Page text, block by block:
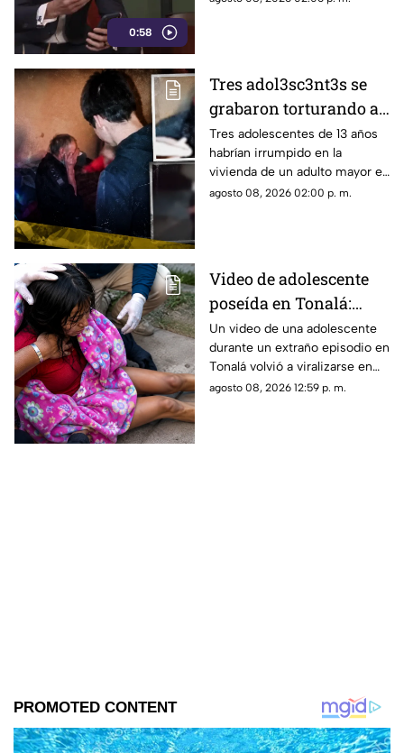
0:58
medios
Tres adol3sc3nt3s se
grabaron torturando a
un adulto mayor en su
propia casa en Rusia
Tres adolescentes de 13 años
habrían irrumpido en la
vivienda de un adulto mayor en
Moscú y grabado la agresión.
agosto 08, 2026 02:00 p. m.
Video de adolescente
poseída en Tonalá:
bomberos llegaron
auxiliarla ¿Qué es lo
que ocurrió?
Un video de una adolescente
durante un extraño episodio en
Tonalá volvió a viralizarse en
TikTok, aunque las
agosto 08, 2026 12:59 p. m.